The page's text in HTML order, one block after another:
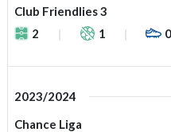
Club Friendlies 3
2
1 0
2023/2024
Chance Liga